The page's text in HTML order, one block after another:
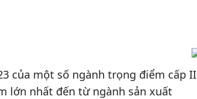
của một số ngành trọng điểm cấp II
lớn nhất đến từ ngành sản xuất